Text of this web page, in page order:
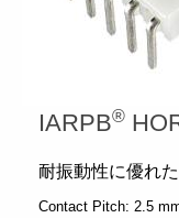
IARPB®
耐振動性に優れ
Contact Pitch: 2.5